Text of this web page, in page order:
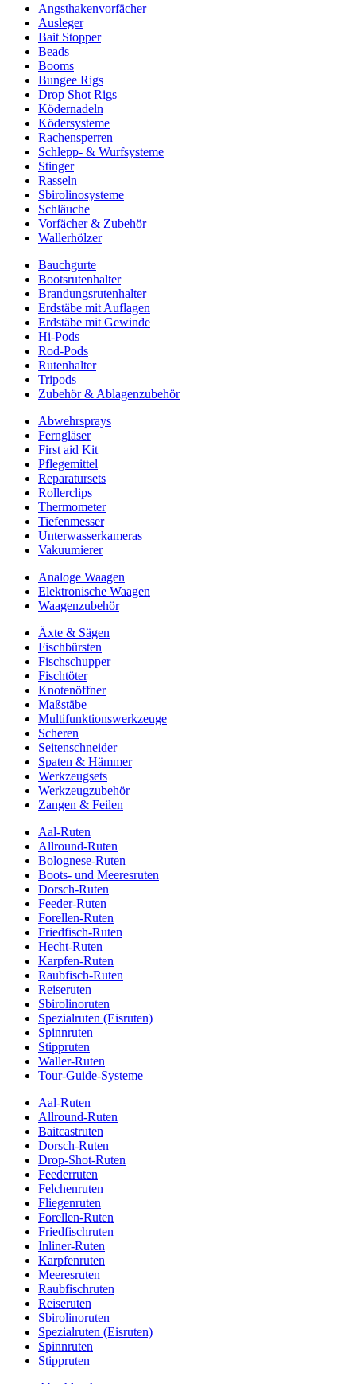
Angsthakenvorfächer
Ausleger
Bait Stopper
Beads
Booms
Bungee Rigs
Drop Shot Rigs
Ködernadeln
Ködersysteme
Rachensperren
Schlepp- & Wurfsysteme
Stinger
Rasseln
Sbirolinosysteme
Schläuche
Vorfächer & Zubehör
Wallerhölzer
Bauchgurte
Bootsrutenhalter
Brandungsrutenhalter
Erdstäbe mit Auflagen
Erdstäbe mit Gewinde
Hi-Pods
Rod-Pods
Rutenhalter
Tripods
Zubehör & Ablagenzubehör
Abwehrsprays
Ferngläser
First aid Kit
Pflegemittel
Reparatursets
Rollerclips
Thermometer
Tiefenmesser
Unterwasserkameras
Vakuumierer
Analoge Waagen
Elektronische Waagen
Waagenzubehör
Äxte & Sägen
Fischbürsten
Fischschupper
Fischtöter
Knotenöffner
Maßstäbe
Multifunktionswerkzeuge
Scheren
Seitenschneider
Spaten & Hämmer
Werkzeugsets
Werkzeugzubehör
Zangen & Feilen
Aal-Ruten
Allround-Ruten
Bolognese-Ruten
Boots- und Meeresruten
Dorsch-Ruten
Feeder-Ruten
Forellen-Ruten
Friedfisch-Ruten
Hecht-Ruten
Karpfen-Ruten
Raubfisch-Ruten
Reiseruten
Sbirolinoruten
Spezialruten (Eisruten)
Spinnruten
Stippruten
Waller-Ruten
Tour-Guide-Systeme
Aal-Ruten
Allround-Ruten
Baitcastruten
Dorsch-Ruten
Drop-Shot-Ruten
Feederruten
Felchenruten
Fliegenruten
Forellen-Ruten
Friedfischruten
Inliner-Ruten
Karpfenruten
Meeresruten
Raubfischruten
Reiseruten
Sbirolinoruten
Spezialruten (Eisruten)
Spinnruten
Stippruten